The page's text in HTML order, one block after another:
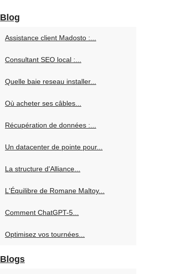
Blog
Assistance client Madosto :...
Consultant SEO local :...
Quelle baie reseau installer...
Où acheter ses câbles...
Récupération de données :...
Un datacenter de pointe pour...
La structure d'Alliance...
L'Équilibre de Romane Maltoy...
Comment ChatGPT-5...
Optimisez vos tournées...
Blogs